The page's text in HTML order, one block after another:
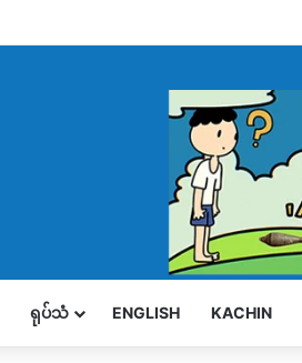
ရုပ်သံ ENGLISH KACHIN